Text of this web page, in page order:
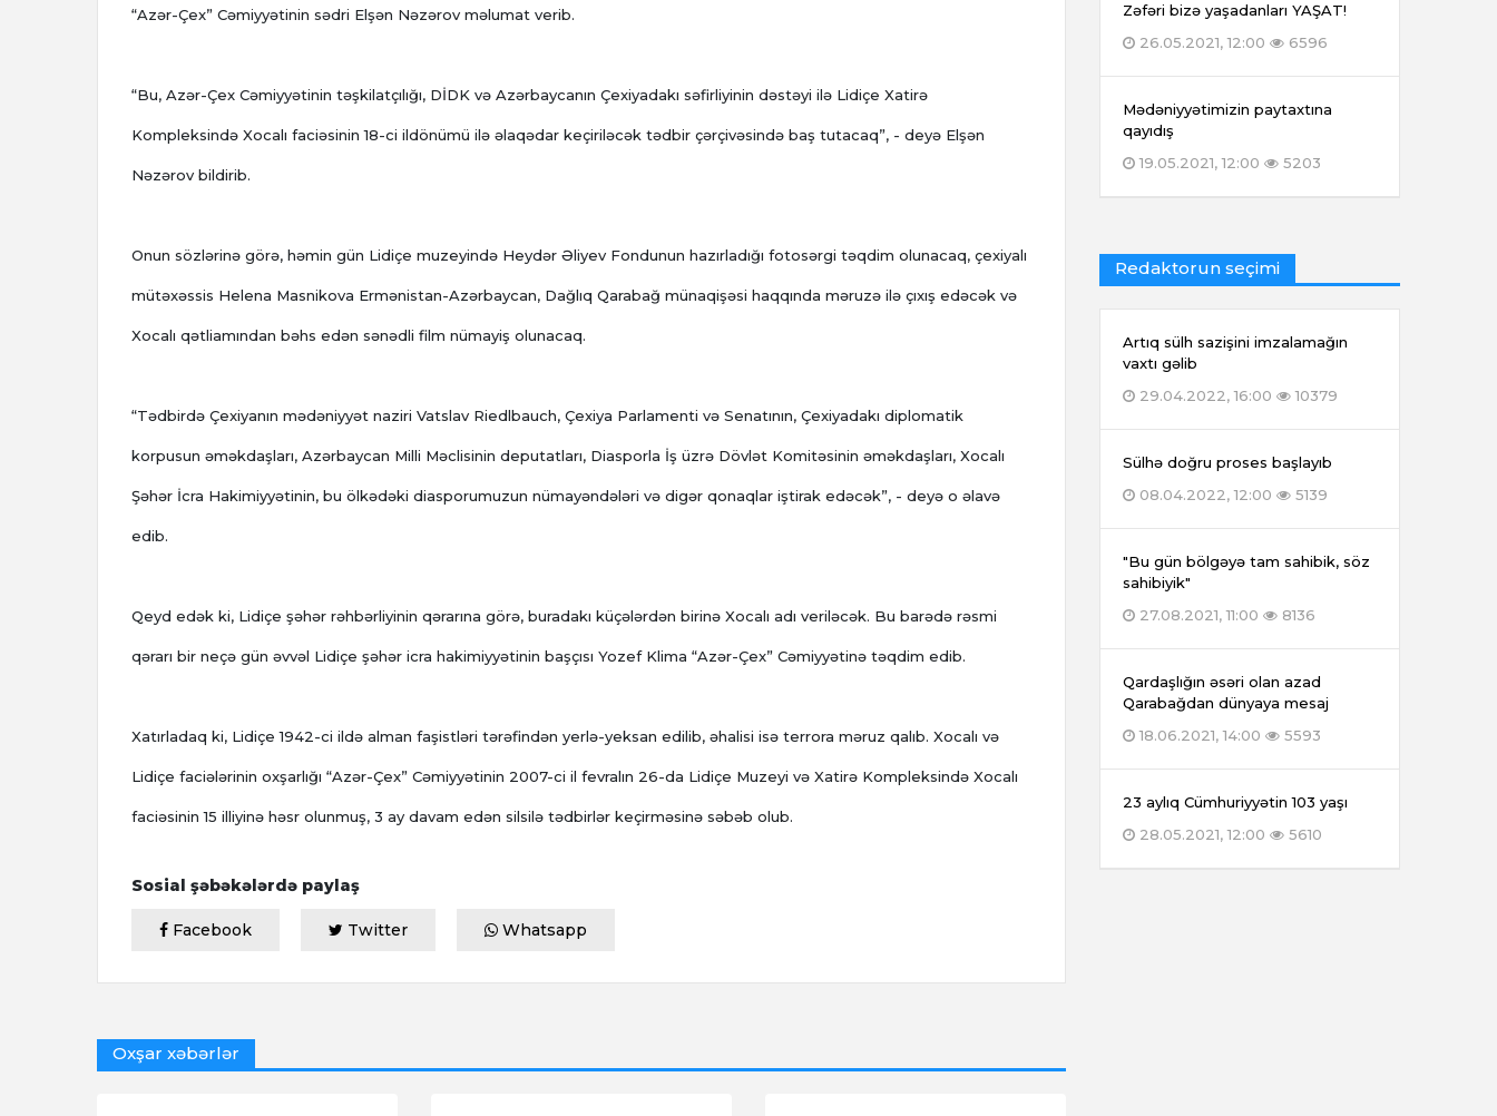
“Azər-Çex” Cəmiyyətinin sədri Elşən Nəzərov məlumat verib.
“Bu, Azər-Çex Cəmiyyətinin təşkilatçılığı, DİDK və Azərbaycanın Çexiyadakı səfirliyinin dəstəyi ilə Lidiçe Xatirə
Kompleksində Xocalı faciəsinin 18-ci ildönümü ilə əlaqədar keçiriləcək tədbir çərçivəsində baş tutacaq”, - deyə Elşən
Nəzərov bildirib.
Onun sözlərinə görə, həmin gün Lidiçe muzeyində Heydər Əliyev Fondunun hazırladığı fotosərgi təqdim olunacaq, çexiyalı
mütəxəssis Helena Masnikova Ermənistan-Azərbaycan, Dağlıq Qarabağ münaqişəsi haqqında məruzə ilə çıxış edəcək və
Xocalı qətliamından bəhs edən sənədli film nümayiş olunacaq.
“Tədbirdə Çexiyanın mədəniyyət naziri Vatslav Riedlbauch, Çexiya Parlamenti və Senatının, Çexiyadakı diplomatik
korpusun əməkdaşları, Azərbaycan Milli Məclisinin deputatları, Diasporla İş üzrə Dövlət Komitəsinin əməkdaşları, Xocalı
Şəhər İcra Hakimiyyətinin, bu ölkədəki diasporumuzun nümayəndələri və digər qonaqlar iştirak edəcək”, - deyə o əlavə
edib.
Qeyd edək ki, Lidiçe şəhər rəhbərliyinin qərarına görə, buradakı küçələrdən birinə Xocalı adı veriləcək. Bu barədə rəsmi
qərarı bir neçə gün əvvəl Lidiçe şəhər icra hakimiyyətinin başçısı Yozef Klima “Azər-Çex” Cəmiyyətinə təqdim edib.
Xatırladaq ki, Lidiçe 1942-ci ildə alman faşistləri tərəfindən yerlə-yeksan edilib, əhalisi isə terrora məruz qalıb. Xocalı və
Lidiçe faciələrinin oxşarlığı “Azər-Çex” Cəmiyyətinin 2007-ci il fevralın 26-da Lidiçe Muzeyi və Xatirə Kompleksində Xocalı
faciəsinin 15 illiyinə həsr olunmuş, 3 ay davam edən silsilə tədbirlər keçirməsinə səbəb olub.
Sosial şəbəkələrdə paylaş
Facebook Twitter Whatsapp
Oxşar xəbərlər
Zəfəri bizə yaşadanları YAŞAT!
26.05.2021, 12:00
6596
Mədəniyyətimizin paytaxtına
qayıdış
19.05.2021, 12:00
5203
Redaktorun seçimi
Artıq sülh sazişini imzalamağın
vaxtı gəlib
29.04.2022, 16:00
10379
Sülhə doğru proses başlayıb
08.04.2022, 12:00
5139
"Bu gün bölgəyə tam sahibik, söz
sahibiyik"
27.08.2021, 11:00
8136
Qardaşlığın əsəri olan azad
Qarabağdan dünyaya mesaj
18.06.2021, 14:00
5593
23 aylıq Cümhuriyyətin 103 yaşı
28.05.2021, 12:00
5610